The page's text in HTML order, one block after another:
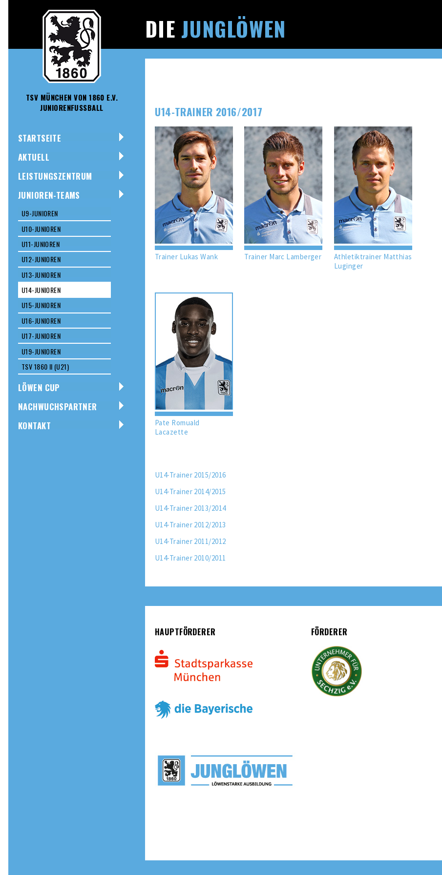
TSV MÜNCHEN VON 1860 E.V.
JUNIORENFUSSBALL
DIE JUNGLÖWEN
STARTSEITE
AKTUELL
LEISTUNGSZENTRUM
JUNIOREN-TEAMS
U9-JUNIOREN
U10-JUNIOREN
U11-JUNIOREN
U12-JUNIOREN
U13-JUNIOREN
U14-JUNIOREN
U15-JUNIOREN
U16-JUNIOREN
U17-JUNIOREN
U19-JUNIOREN
TSV 1860 II (U21)
LÖWEN CUP
NACHWUCHSPARTNER
KONTAKT
U14-TRAINER 2016/2017
Trainer Lukas Wank Trainer Marc Lamberger
Athletiktrainer Matthias
Luginger
Pate Romuald
Lacazette
U14-Trainer 2015/2016
U14-Trainer 2014/2015
U14-Trainer 2013/2014
U14-Trainer 2012/2013
U14-Trainer 2011/2012
U14-Trainer 2010/2011
HAUPTFÖRDERER FÖRDERER